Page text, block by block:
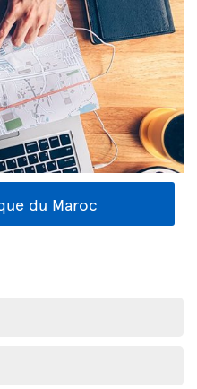
du Maroc